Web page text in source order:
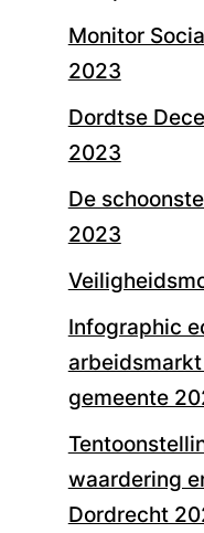
Monitor
2023
Dordtse
2023
De
2023
Infographic
gemeente
waardering
Dordrecht